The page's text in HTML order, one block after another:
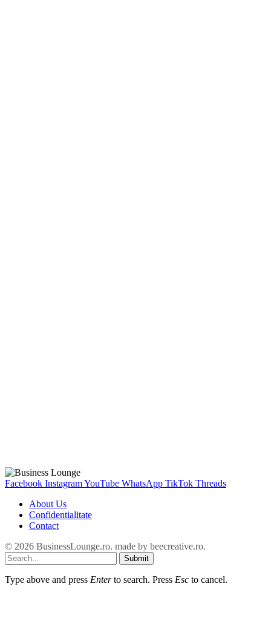
Facebook InstagramYouTube WhatsApp TikTok Threads
About Us
Confidentialitate
Contact
© 2026 BusinessLounge.ro. made by beecreative.ro.
Submit
Type above and press Enterto search. Press Esc to cancel.